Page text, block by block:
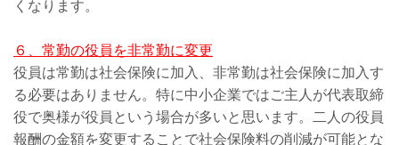
くなります。
６、常勤の役員を非常勤に変更
役員は常勤は社会保険に加入、非常勤は社会保険に加入す
る必要はありません。特に中小企業ではご主人が代表取締
役で奥様が役員という場合が多いと思います。二人の役員
報酬の金額を変更することで社会保険料の削減が可能とな